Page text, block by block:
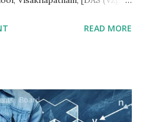
Act 1961 read ni conjunction
training as per Ministry of
(MSDE) office
READ MORE